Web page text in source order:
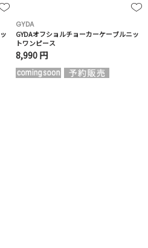
GYDA
GYDAオフショルチョーカーケーブルニッ
トワンピース
8,990 円